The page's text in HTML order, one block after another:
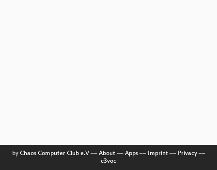
by Chaos Computer Club e.V–– About–– Apps–– Imprint–– Privacy––
c3voc